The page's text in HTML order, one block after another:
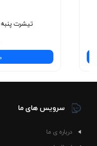
تیشرت
سرویس های ما
درباره ی ما